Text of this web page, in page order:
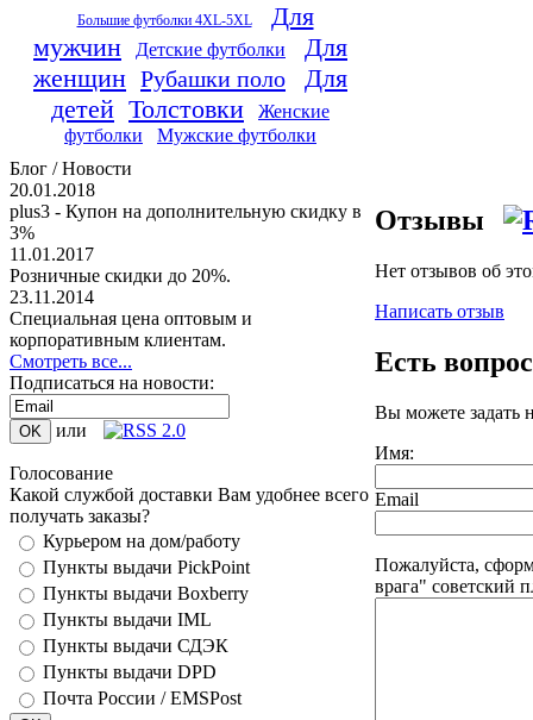
Большие футболки 4XL-5XL
Для
мужчин
Детские футболки
Для
женщин Рубашки поло
Для
детей Толстовки
Женские
футболки
Мужские футболки
Блог / Новости
20.01.2018
plus3 - Купон на дополнительную скидку в
3%
11.01.2017
Розничные скидки до 20%.
23.11.2014
Специальная цена оптовым и
корпоративным клиентам.
Смотреть все...
Подписаться на новости:
или
Голосование
Какой службой доставки Вам удобнее всего
получать заказы?
Курьером на дом/работу
Пункты выдачи PickPoint
Пункты выдачи Boxberry
Пункты выдачи IML
Пункты выдачи СДЭК
Пункты выдачи DPD
Почта России / EMSPost
Отзывы
Нет отзывов об
Написать отзыв
Есть
Вы можете
Имя:
Email
Пожалуйста,
врага" советский